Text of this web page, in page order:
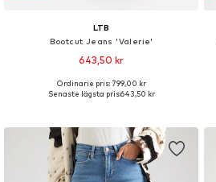
LTB
Bootcut Jeans 'Valerie'
643,50 kr
+3
Tillgänglig i många storlekar
Ordinarie pris: 799,00 kr
Senaste lägsta pris:643,50 kr